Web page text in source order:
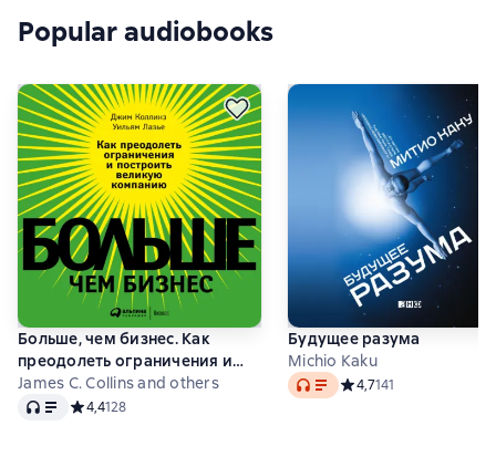
Popular audiobooks
Больше, чем бизнес. Как
преодолеть ограничения и
построить великую компанию
James C. Collins and others
Audio Средний рейтинг 4,4 на основе 128 оценок
4,4128
Будущее разума
Michio Kaku
Audio Средний рейтинг 4,7
4,7141